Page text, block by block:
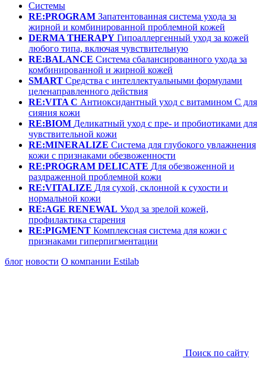
Системы
RE:PROGRAM Запатентованная система ухода за
жирной и комбинированной проблемной кожей
DERMA THERAPY Гипоаллергенный уход за кожей
любого типа, включая чувствительную
RE:BALANCE Система сбалансированного ухода за
комбинированной и жирной кожей
SMART Средства с интеллектуальными формулами
целенаправленного действия
RE:VITA C Антиоксидантный уход с витамином С для
сияния кожи
RE:BIOM Деликатный уход с пре- и пробиотиками для
чувствительной кожи
RE:MINERALIZE Система для глубокого увлажнения
кожи с признаками обезвоженности
RE:PROGRAM DELICATE Для обезвоженной и
раздраженной проблемной кожи
RE:VITALIZE Для сухой, склонной к сухости и
нормальной кожи
RE:AGE RENEWAL Уход за зрелой кожей,
профилактика старения
RE:PIGMENT Комплексная система для кожи с
признаками гиперпигментации
блог новости О компании Estilab
Поиск по сайту